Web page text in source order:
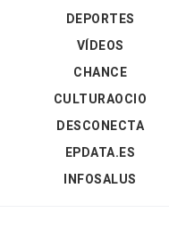
DEPORTES
VÍDEOS
CHANCE
CULTURAOCIO
DESCONECTA
EPDATA.ES
INFOSALUS